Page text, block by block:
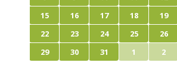
15
16 17 18 19
22
23 24 25 26
29
30 31 1 2